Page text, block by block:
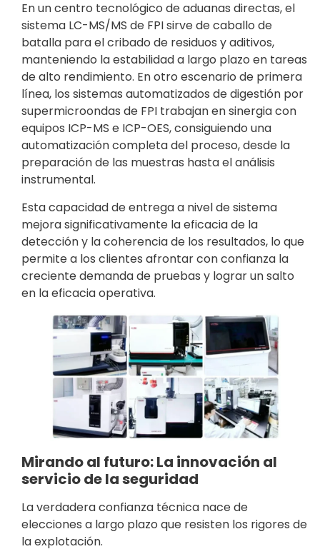
En un centro tecnológico de aduanas directas, el
sistema LC-MS/MS de FPI sirve de caballo de
batalla para el cribado de residuos y aditivos,
manteniendo la estabilidad a largo plazo en tareas
de alto rendimiento. En otro escenario de primera
línea, los sistemas automatizados de digestión por
supermicroondas de FPI trabajan en sinergia con
equipos ICP-MS e ICP-OES, consiguiendo una
automatización completa del proceso, desde la
preparación de las muestras hasta el análisis
instrumental.
Esta capacidad de entrega a nivel de sistema
mejora significativamente la eficacia de la
detección y la coherencia de los resultados, lo que
permite a los clientes afrontar con confianza la
creciente demanda de pruebas y lograr un salto
en la eficacia operativa.
Mirando al futuro: La innovación al
servicio de la seguridad
La verdadera confianza técnica nace de
elecciones a largo plazo que resisten los rigores de
la explotación.